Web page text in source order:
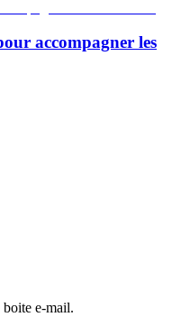
accompagner les
e-mail.